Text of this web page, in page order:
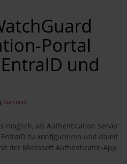
Portal
und
Comment
möglich, als Authentication Server
zu konfigurieren und damit
der Microsoft Authenticator-App